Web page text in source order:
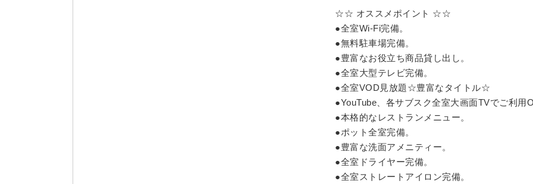
☆☆ オススメポイント ☆☆
●全室Wi-Fi完備。
●無料駐車場完備。
●豊富なお役立ち商品貸し出し。
●全室大型テレビ完備。
●全室VOD見放題☆豊富なタイトル☆
●YouTube、各サブスク全室大画面TVでご利用
●本格的なレストランメニュー。
●ポット全室完備。
●豊富な洗面アメニティー。
●全室ドライヤー完備。
●全室ストレートアイロン完備。